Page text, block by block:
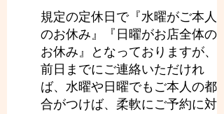
規定の定休日で『水曜がご本人
のお休み』『日曜がお店全体の
お休み』となっておりますが、
前日までにご連絡いただけれ
ば、水曜や日曜でもご本人の都
合がつけば、柔軟にご予約に対